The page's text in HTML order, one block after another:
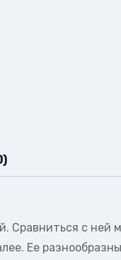
Сравниться с ней
Ее